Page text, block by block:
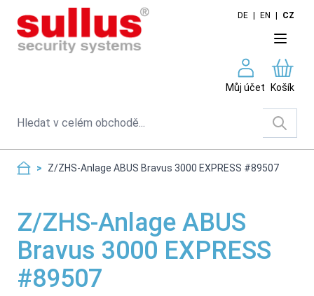
Skip to Content
DE EN CZ
Můj účet Košík
Search
> Z/ZHS-Anlage ABUS Bravus 3000 EXPRESS #89507
Z/ZHS-Anlage ABUS
Bravus 3000 EXPRESS
#89507